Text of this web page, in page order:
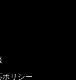
ポリシー